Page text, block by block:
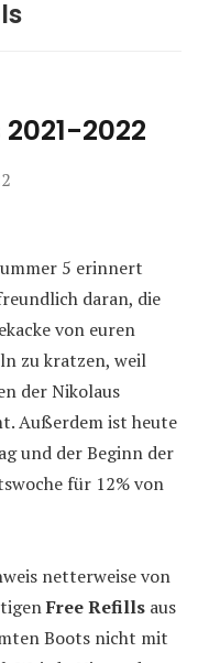
2022
5 erinnert
daran, die
von euren
zu kratzen, weil
der Nikolaus
Außerdem ist heute
und der Beginn der
für 12% von
netterweise von
Free Refills aus
Boots nicht mit